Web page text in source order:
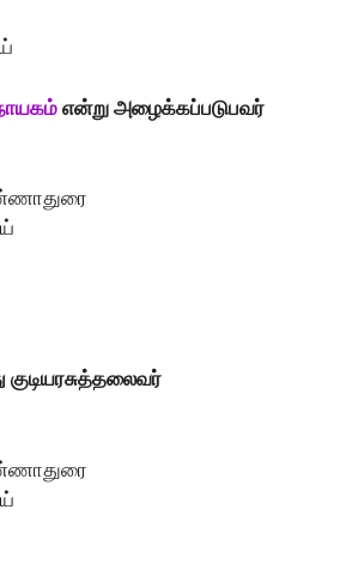
என்று அழைக்கப்படுபவர்